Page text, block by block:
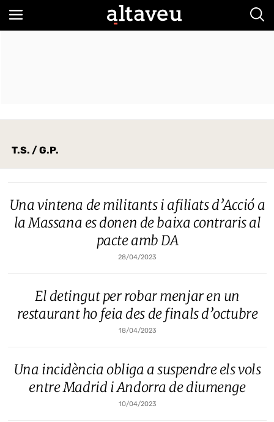
T.S. / G.P.
Una vintena de militants i afiliats d’Acció a
la Massana es donen de baixa contraris al
pacte amb DA
28/04/2023
El detingut per robar menjar en un
restaurant ho feia des de finals d’octubre
18/04/2023
Una incidència obliga a suspendre els vols
entre Madrid i Andorra de diumenge
10/04/2023